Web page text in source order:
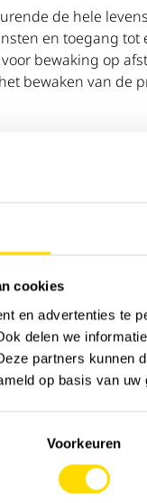
cookies
en advertenties te
delen we
partners kunnen
op basis van
Voorkeuren
de hele
en toegang
bewaking op
bewaken van